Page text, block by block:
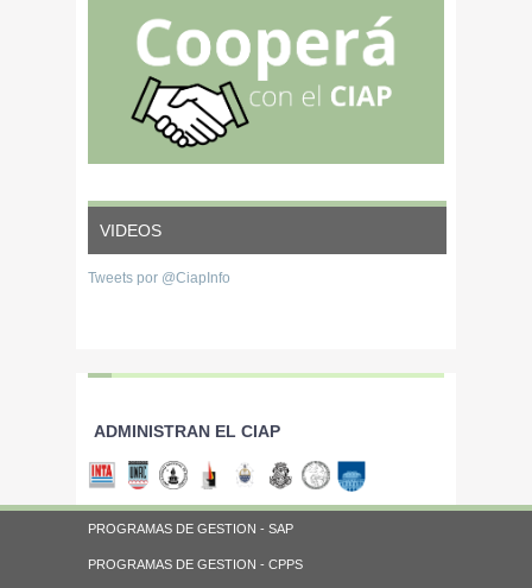
VIDEOS
Tweets por @CiapInfo
ADMINISTRAN EL CIAP
PROGRAMAS DE GESTION - SAP
PROGRAMAS DE GESTION - CPPS